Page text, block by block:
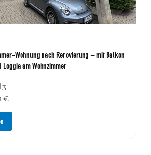
Wohnung nach Renovierung – mit Balkon
am Wohnzimmer
3
€